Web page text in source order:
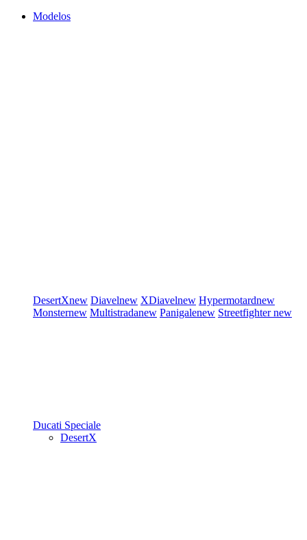
Modelos
DesertXnew Diavelnew XDiavelnew Hypermotardnew
Monsternew Multistradanew Panigalenew Streetfighternew
Ducati Speciale
DesertX